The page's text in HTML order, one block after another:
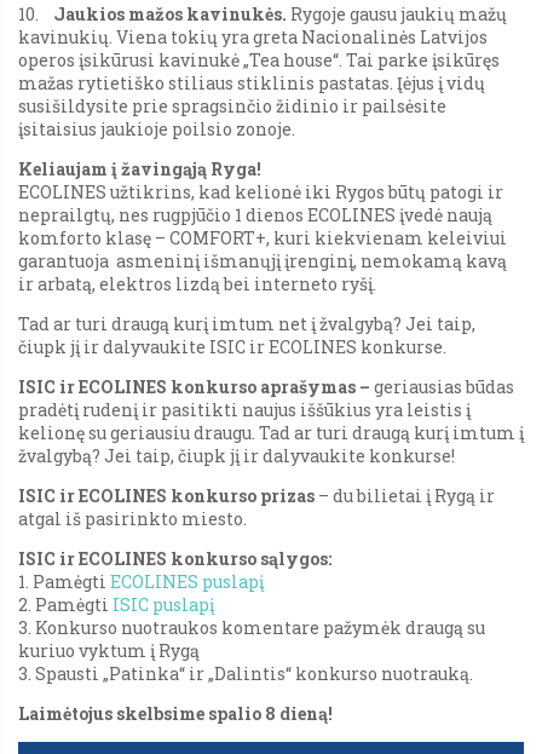
10. Jaukios mažos kavinukės. Rygoje gausu jaukių mažų
kavinukių. Viena tokių yra greta Nacionalinės Latvijos
operos įsikūrusi kavinukė „Tea house“. Tai parke įsikūręs
mažas rytietiško stiliaus stiklinis pastatas. Įėjus į vidų
susišildysite prie spragsinčio židinio ir pailsėsite
įsitaisius jaukioje poilsio zonoje.
Keliaujam į žavingąją Ryga!
ECOLINES užtikrins, kad kelionė iki Rygos būtų patogi ir
neprailgtų, nes rugpjūčio 1 dienos ECOLINES įvedė naują
komforto klasę – COMFORT+, kuri kiekvienam keleiviui
garantuoja asmeninį išmanųjį įrenginį, nemokamą kavą
ir arbatą, elektros lizdą bei interneto ryšį.
Tad ar turi draugą kurį imtum net į žvalgybą? Jei taip,
čiupk jį ir dalyvaukite ISIC ir ECOLINES konkurse.
ISIC ir ECOLINES konkurso aprašymas – geriausias būdas
pradėtį rudenį ir pasitikti naujus iššūkius yra leistis į
kelionę su geriausiu draugu. Tad ar turi draugą kurį imtum į
žvalgybą? Jei taip, čiupk jį ir dalyvaukite konkurse!
ISIC ir ECOLINES konkurso prizas – du bilietai į Rygą ir
atgal iš pasirinkto miesto.
ISIC ir ECOLINES konkurso sąlygos:
1. Pamėgti ECOLINES puslapį
2. Pamėgti ISIC puslapį
3. Konkurso nuotraukos komentare pažymėk draugą su
kuriuo vyktum į Rygą
3. Spausti „Patinka“ ir „Dalintis“ konkurso nuotrauką.
Laimėtojus skelbsime spalio 8 dieną!